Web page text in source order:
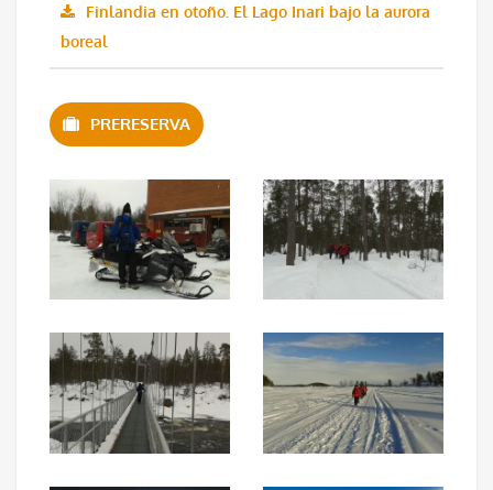
Finlandia en otoño. El Lago Inari bajo la aurora
boreal
PRERESERVA